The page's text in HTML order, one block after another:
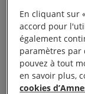
pandémie de
manifestations
villes,
En cliquant sur
accord pour
également
paramètres par
pouvez à tout
en savoir plus,
cookies